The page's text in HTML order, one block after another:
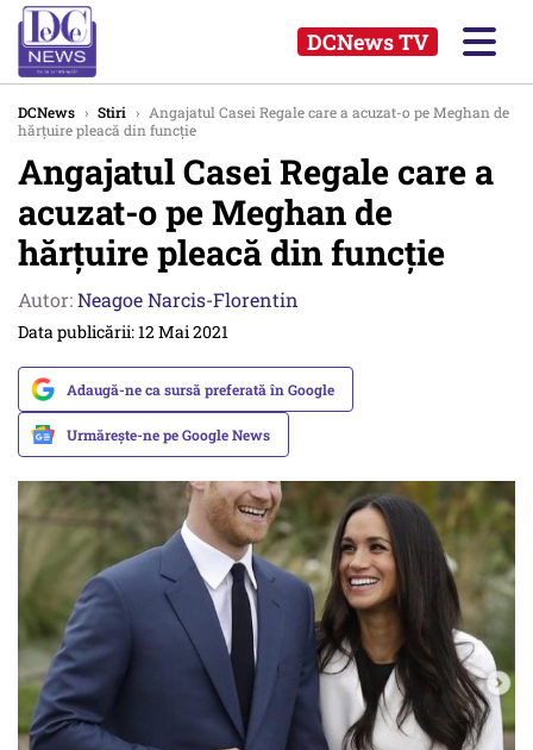
DCNews TV
DCNews › Stiri › Angajatul Casei Regale care a acuzat-o pe Meghan de
hărțuire pleacă din funcție
Angajatul Casei Regale care a
acuzat-o pe Meghan de
hărțuire pleacă din funcție
Autor:Neagoe Narcis-Florentin
Data publicării: 12 Mai 2021
Adaugă-ne ca sursă preferată în Google
Urmărește-ne pe Google News